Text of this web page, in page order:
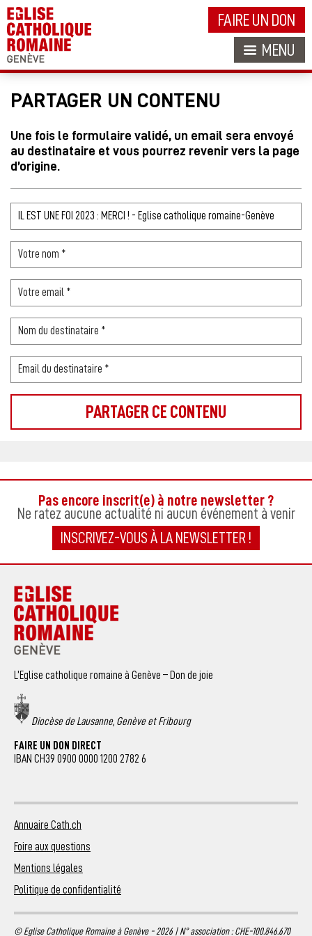
FAIRE UN DON
MENU
PARTAGER UN CONTENU
Une fois le formulaire validé, un email sera envoyé
au destinataire et vous pourrez revenir vers la page
d’origine.
Pas encore inscrit(e) à notre newsletter ?
Ne ratez aucune actualité ni aucun événement à venir
INSCRIVEZ-VOUS À LA NEWSLETTER !
L’Eglise catholique romaine à Genève – Don de joie
Diocèse de Lausanne, Genève et Fribourg
FAIRE UN DON DIRECT
IBAN CH39 0900 0000 1200 2782 6
Annuaire Cath.ch
Foire aux questions
Mentions légales
Politique de confidentialité
© Eglise Catholique Romaine à Genève - 2026 | N° association : CHE-100.846.670